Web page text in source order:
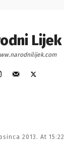
Lijek
2013. At 15:22